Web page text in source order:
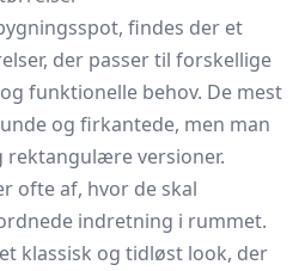
findes der et
der passer til forskellige
funktionelle behov. De mest
og firkantede, men man
rektangulære versioner.
ofte af, hvor de skal
indretning i rummet.
klassisk og tidløst look, der